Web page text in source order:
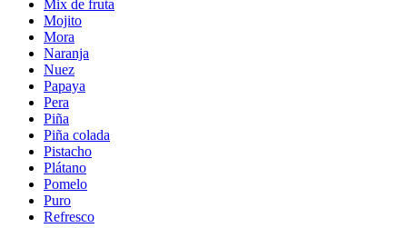
Mix de fruta
Mojito
Mora
Naranja
Nuez
Papaya
Pera
Piña
Piña colada
Pistacho
Plátano
Pomelo
Puro
Refresco